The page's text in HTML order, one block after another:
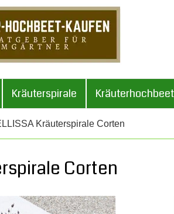
Kräuterspirale Kräuterhochbeet
Kräuterspirale Corten
Corten